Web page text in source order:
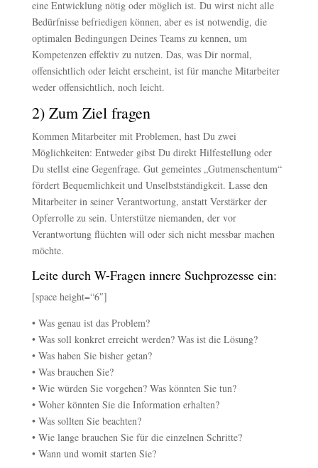
eine Entwicklung nötig oder möglich ist. Du wirst nicht alle
Bedürfnisse befriedigen können, aber es ist notwendig, die
optimalen Bedingungen Deines Teams zu kennen, um
Kompetenzen effektiv zu nutzen. Das, was Dir normal,
offensichtlich oder leicht erscheint, ist für manche Mitarbeiter
weder offensichtlich, noch leicht.
2) Zum Ziel fragen
Kommen Mitarbeiter mit Problemen, hast Du zwei
Möglichkeiten: Entweder gibst Du direkt Hilfestellung oder
Du stellst eine Gegenfrage. Gut gemeintes „Gutmenschentum“
fördert Bequemlichkeit und Unselbstständigkeit. Lasse den
Mitarbeiter in seiner Verantwortung, anstatt Verstärker der
Opferrolle zu sein. Unterstütze niemanden, der vor
Verantwortung flüchten will oder sich nicht messbar machen
möchte.
Leite durch W-Fragen innere Suchprozesse ein:
[space height=“6″]
• Was genau ist das Problem?
• Was soll konkret erreicht werden? Was ist die Lösung?
• Was haben Sie bisher getan?
• Was brauchen Sie?
• Wie würden Sie vorgehen? Was könnten Sie tun?
• Woher könnten Sie die Information erhalten?
• Was sollten Sie beachten?
• Wie lange brauchen Sie für die einzelnen Schritte?
• Wann und womit starten Sie?